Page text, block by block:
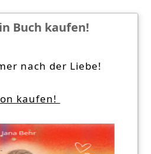
Buch kaufen!
nach der Liebe!
kaufen!